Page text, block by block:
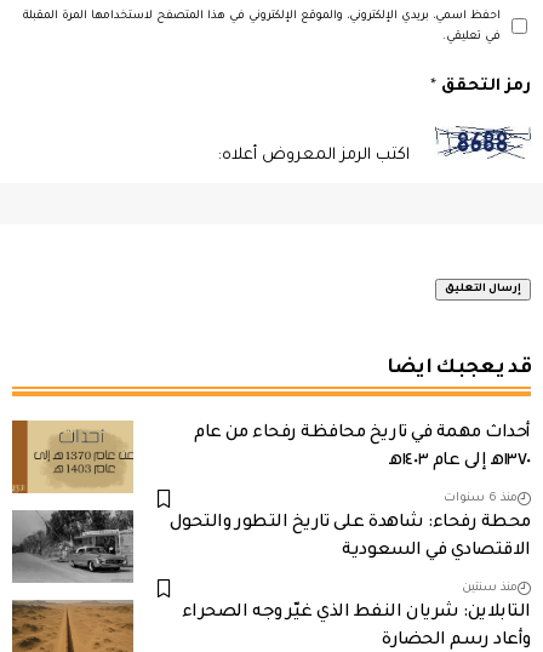
احفظ اسمي، بريدي الإلكتروني، والموقع الإلكتروني في هذا المتصفح لاستخدامها المرة المقبلة
في تعليقي.
رمز التحقق *
اكتب الرمز المعروض أعلاه:
قد يعجبك ايضا
أحداث مهمة في تاريخ محافظة رفحاء من عام
١٣٧٠هـ إلى عام ١٤٠٣هـ
منذ 6 سنوات
محطة رفحاء: شاهدة على تاريخ التطور والتحول
الاقتصادي في السعودية
منذ سنتين
التابلاين: شريان النفط الذي غيّر وجه الصحراء
وأعاد رسم الحضارة